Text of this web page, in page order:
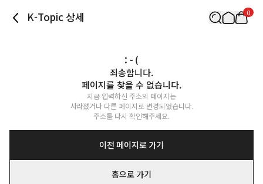
K-Topic 상세 0
: - (
죄송합니다.
페이지를 찾을 수 없습니다.
지금 입력하신 주소의 페이지는
사라졌거나 다른 페이지로 변경되었습니다.
주소를 다시 확인해주세요.
이전 페이지로 가기
홈으로 가기